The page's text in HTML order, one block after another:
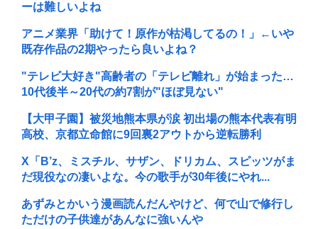
ーは難しいよね
アニメ業界「助けて！原作が枯渇してるの！」←いや
既存作品の2期やったら良いよね？
"テレビ大好き"高齢者の「テレビ離れ」が始まった…
10代後半～20代の約7割が"ほぼ見ない"
【大甲子園】被災地熊本県が涙 初出場の熊本代表有明
高校、京都立命館に9回裏2アウトから逆転勝利
X「B’z、ミスチル、サザン、ドリカム、スピッツがま
だ現役なの凄いよな。今の歌手が30年後にやれ...
あずみとかいう漫画読んだんやけど、何で山で修行し
ただけの子供達があんなに強いんや